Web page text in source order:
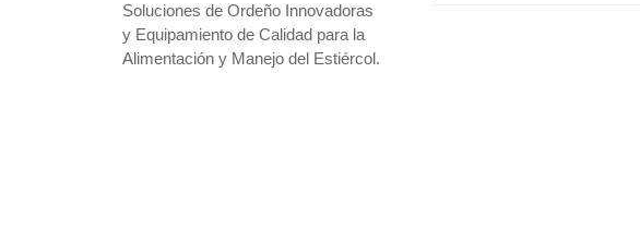
Soluciones de Ordeño Innovadoras
y Equipamiento de Calidad para la
Alimentación y Manejo del Estiércol.